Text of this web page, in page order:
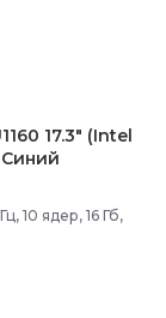
17.3" (Intel
Синий
10 ядер, 16 Гб,